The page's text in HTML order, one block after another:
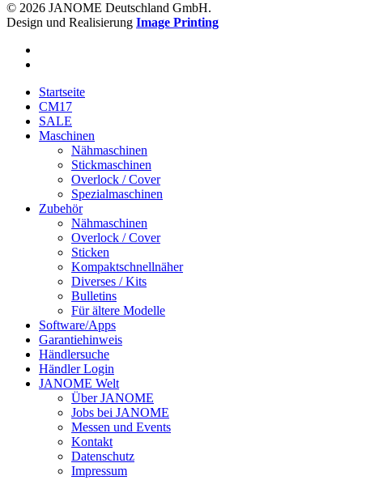
© 2026 JANOME Deutschland GmbH.
Design und Realisierung Image Printing
Startseite
CM17
SALE
Maschinen
Nähmaschinen
Stickmaschinen
Overlock / Cover
Spezialmaschinen
Zubehör
Nähmaschinen
Overlock / Cover
Sticken
Kompaktschnellnäher
Diverses / Kits
Bulletins
Für ältere Modelle
Software/Apps
Garantiehinweis
Händlersuche
Händler Login
JANOME Welt
Über JANOME
Jobs bei JANOME
Messen und Events
Kontakt
Datenschutz
Impressum